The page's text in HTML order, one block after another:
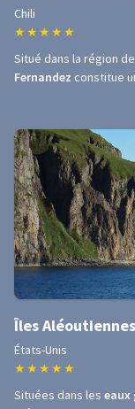
Chili
★ ★ ★ ★ ★
Situé dans la région de
Fernandez constitue
Îles Aléoutiennes
États-Unis
★ ★ ★ ★ ★
Situées dans les eaux